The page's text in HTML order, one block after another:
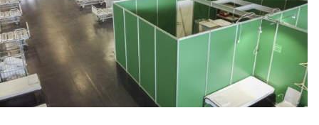
Untermenü
Untermenü
Untermenü
Untermenü